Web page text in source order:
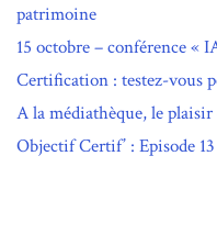
patrimoine
15 octobre – conférence «
Certification : testez-vous
A la médiathèque, le plaisir
Objectif Certif’ : Episode